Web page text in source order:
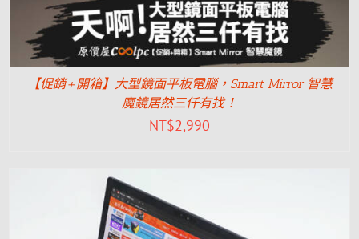
【促銷+開箱】大型鏡面平板電腦，Smart Mirror 智慧
魔鏡居然三仟有找！
NT$2,990